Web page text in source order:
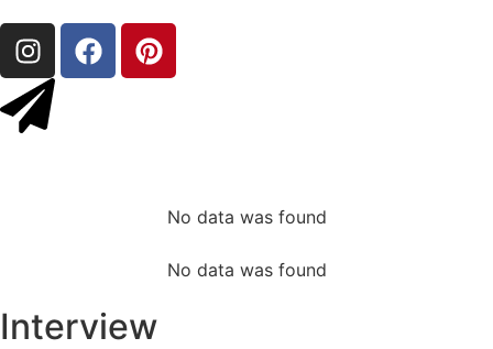
No data was found
No data was found
Interview